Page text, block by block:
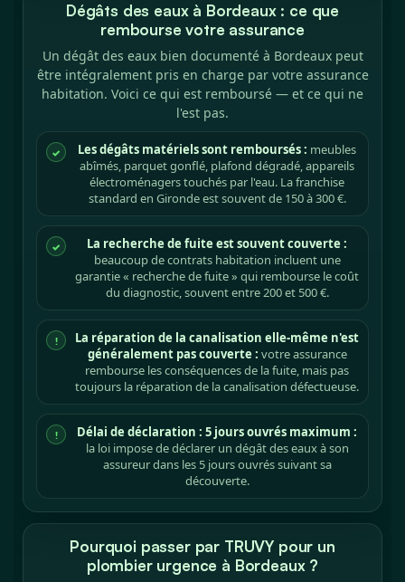
Dégâts des eaux à Bordeaux : ce que
rembourse votre assurance
Un dégât des eaux bien documenté à Bordeaux peut
être intégralement pris en charge par votre assurance
habitation. Voici ce qui est remboursé — et ce qui ne
l'est pas.
✓ Les dégâts matériels sont remboursés : meubles
abîmés, parquet gonflé, plafond dégradé, appareils
électroménagers touchés par l'eau. La franchise
standard en Gironde est souvent de 150 à 300 €.
✓
La recherche de fuite est souvent couverte :
beaucoup de contrats habitation incluent une
garantie « recherche de fuite » qui rembourse le coût
du diagnostic, souvent entre 200 et 500 €.
!
La réparation de la canalisation elle-même n'est
généralement pas couverte : votre assurance
rembourse les conséquences de la fuite, mais pas
toujours la réparation de la canalisation défectueuse.
!
Délai de déclaration : 5 jours ouvrés maximum :
la loi impose de déclarer un dégât des eaux à son
assureur dans les 5 jours ouvrés suivant sa
découverte.
Pourquoi passer par TRUVY pour un
plombier urgence à Bordeaux ?